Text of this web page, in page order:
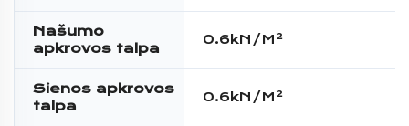
Našumo
apkrovos talpa
0.6kN/M²
Sienos apkrovos
talpa
0.6kN/M²